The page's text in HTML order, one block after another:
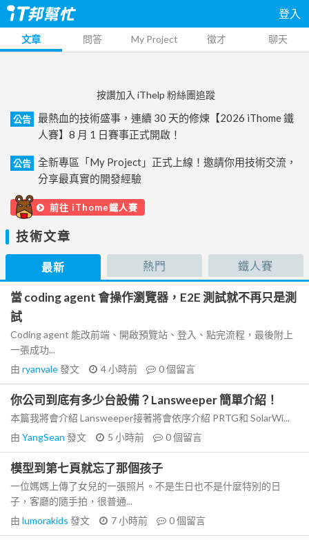
登入
文章 問答 My Project 徵才 聊天
按讚加入 iThelp 粉絲團追蹤
公告
最熱血的技術盛事，連續 30 天的修煉【2026 iThome 鐵
人賽】8 月 1 日賽事正式開啟！
公告
全新專區「My Project」正式上線！邀請你用技術交流，
分享最真實的開發經驗
前往 iThome鐵人賽
技術文章
最新 熱門 鐵人賽
當 coding agent 會操作瀏覽器，E2E 測試就不再只是測
試
Coding agent 能改前端、開啟預覽站、登入、點完流程，最後附上
一張成功...
由 ryanvale發文 4 小時前 0個留言
你公司到底有多少台設備？Lansweeper 簡單介紹！
本篇我將會介紹 Lansweeper接著將會依序介紹 PRTG和 SolarWi...
由 YangSean 發文 5 小時前 0個留言
模型到第七頁就忘了那個孩子
一位媽媽上傳了女兒的一張照片。不是生日也不是什麼特別的日
子，客廳的隨手拍，很普通...
由 lumorakids 發文 7 小時前 0個留言